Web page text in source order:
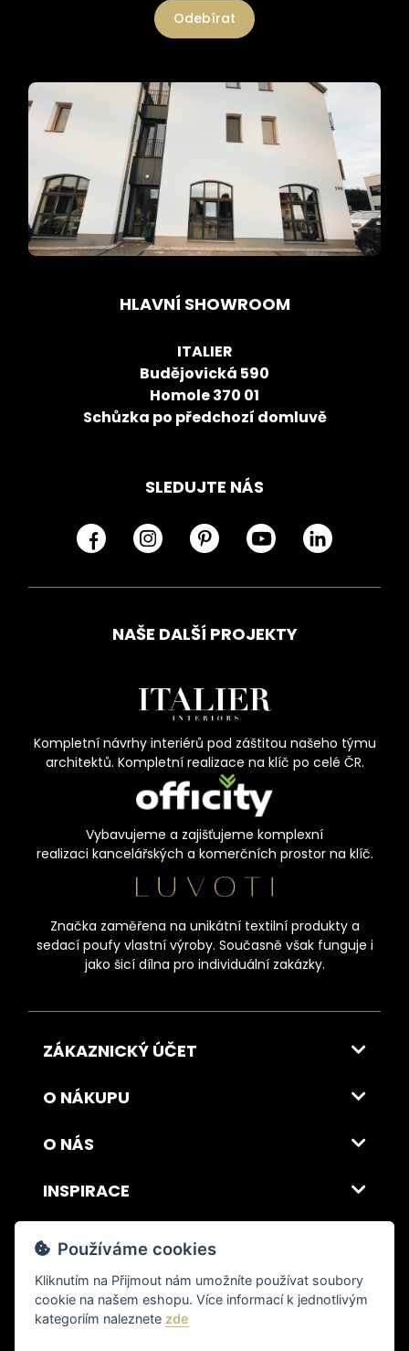
Odebírat
HLAVNÍ SHOWROOM
ITALIER
Budějovická 590
Homole 370 01
Schůzka po předchozí domluvě
SLEDUJTE NÁS
NAŠE DALŠÍ PROJEKTY
Kompletní návrhy interiérů pod záštitou našeho týmu
architektů. Kompletní realizace na klíč po celé ČR.
Vybavujeme a zajišťujeme komplexní
realizaci kancelářských a komerčních prostor na klíč.
Značka zaměřena na unikátní textilní produkty a
sedací poufy vlastní výroby. Současně však funguje i
jako šicí dílna pro individuální zakázky.
ZÁKAZNICKÝ ÚČET
O NÁKUPU
O NÁS
INSPIRACE
DOPRAVA A PLATBA
© 2026 ITALSKY INTERIER s.r.o. Vytvořilo INIZIO Internet Media s.r.o.|
nastavení cookies
Používáme cookies
Kliknutím na Přijmout nám umožníte používat soubory
cookie na našem eshopu. Více informací k jednotlivým
kategoriím naleznete zde